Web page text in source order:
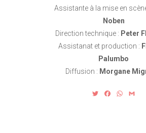
Assistante à la mise en
Noben
Direction technique : Peter
Assistanat et production :
Palumbo
Diffusion : Morgane
T
W